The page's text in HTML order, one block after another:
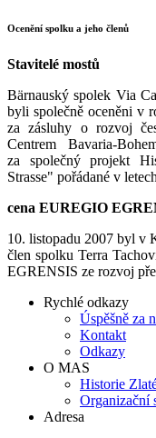
Ocenění spolku a jeho členů
Stavitelé mostů
Bärnauský spolek Via
byli společně oceněni v
za zásluhy o rozvoj
Centrem Bavaria-
za společný projekt
Strasse" pořádané v
cena EUREGIO
10. listopadu 2007 byl v
člen spolku Terra
EGRENSIS ze rozvoj
Rychlé odkazy
Úspěšně za
Kontakt
Odkazy
O MAS
Historie
Organizační
Adresa